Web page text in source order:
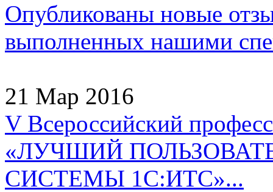
Опубликованы новые
выполненных нашими
21 Мар 2016
V Всероссийский
«ЛУЧШИЙ
СИСТЕМЫ 1С:ИТС»...